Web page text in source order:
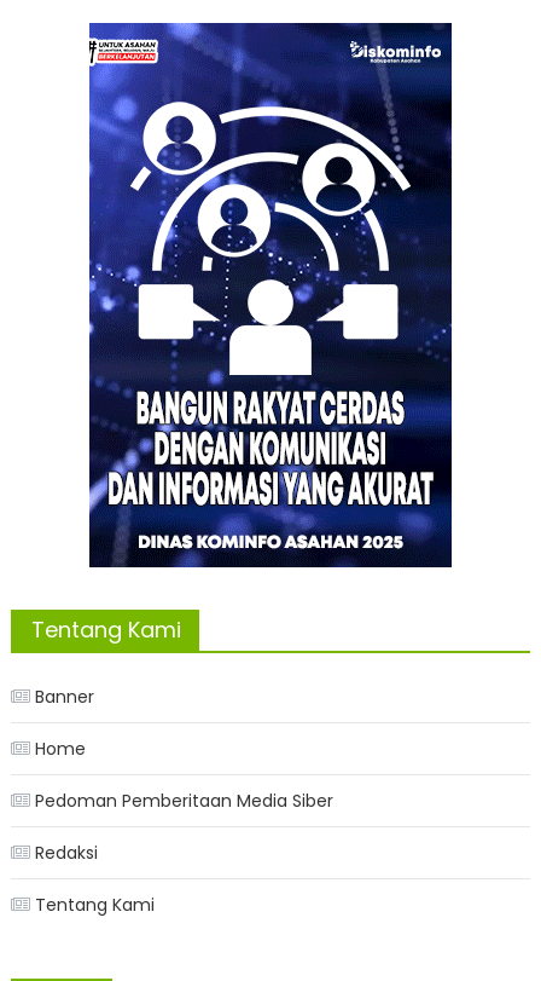
Tentang Kami
Banner
Home
Pedoman Pemberitaan Media Siber
Redaksi
Tentang Kami